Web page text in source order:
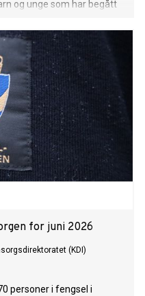
og unge som har begått
for juni 2026
(KDI)
personer i fengsel i